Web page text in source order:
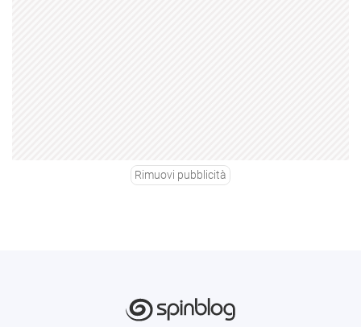
Rimuovi pubblicità